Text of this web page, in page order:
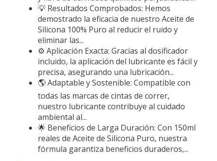
💡 Resultados Comprobados: Hemos
demostrado la eficacia de nuestro Aceite de
Silicona 100% Puro al reducir el ruido y
eliminar las...
⚙️ Aplicación Exacta: Gracias al dosificador
incluido, la aplicación del lubricante es fácil y
precisa, asegurando una lubricación...
🌎 Adaptable y Sostenible: Compatible con
todas las marcas de cintas de correr,
nuestro lubricante contribuye al cuidado
ambiental al...
🌟 Beneficios de Larga Duración: Con 150ml
reales de Aceite de Silicona Puro, nuestra
fórmula garantiza beneficios duraderos,...